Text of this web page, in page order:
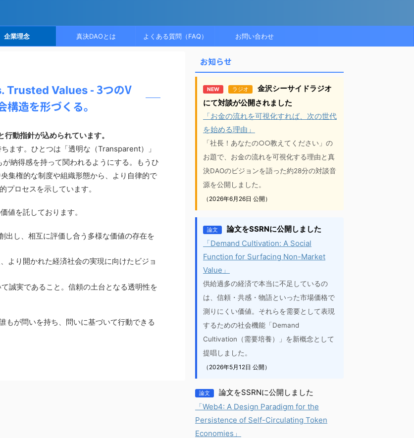
企業理念 真決DAOとは よくある質問（FAQ） お問い合わせ
Trusted Values - 3つのV
構造を形づくる。
動指針が込められています。
ます。ひとつは「透明な（Transparent）」
納得感を持って関われるようにする。もうひ
集権的な制度や組織形態から、より自律的で
プロセスを示しています。
値を託しております。
出し、相互に評価し合う多様な価値の存在を
より開かれた経済社会の実現に向けたビジョ
て誠実であること。信頼の土台となる透明性を
もが問いを持ち、問いに基づいて行動できる
お知らせ
NEW ラジオ
金沢シーサイドラジオ
にて対談が公開されました
「お金の流れを可視化すれば、次の世代
を始める理由」
「社長！あなたの○○教えてください」の
お題で、お金の流れを可視化する理由と真
決DAOのビジョンを語った約28分の対談音
源を公開しました。
（2026年6月26日 公開）
論文
論文をSSRNに公開しました
「Demand Cultivation: A Social
Function for Surfacing Non-Market
Value」
供給過多の経済で本当に不足しているの
は、信頼・共感・物語といった市場価格で
測りにくい価値。それらを需要として表現
するための社会機能「Demand
Cultivation（需要培養）」を新概念として
提唱しました。
（2026年5月12日 公開）
論文
論文をSSRNに公開しました
「Web4: A Design Paradigm for the
Persistence of Self-Circulating Token
Economies」